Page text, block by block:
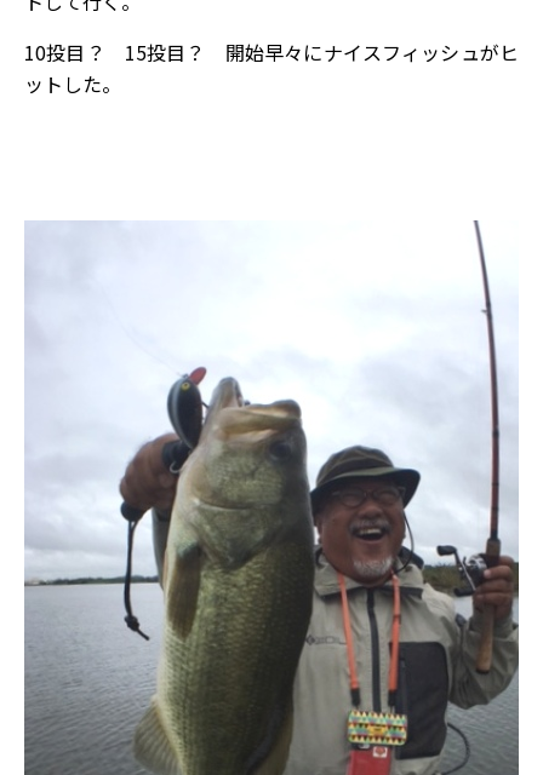
10投目？ 15投目？ 開始早々にナイスフィッシュがヒ
ットした。